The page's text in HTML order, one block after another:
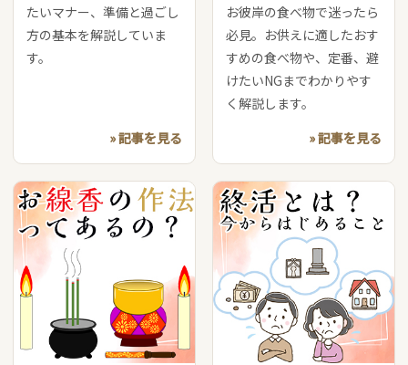
たいマナー、準備と過ごし
方の基本を解説していま
す。
» 記事を見る
お彼岸の食べ物で迷ったら
必見。お供えに適したおす
すめの食べ物や、定番、避
けたいNGまでわかりやす
く解説します。
» 記事を見る